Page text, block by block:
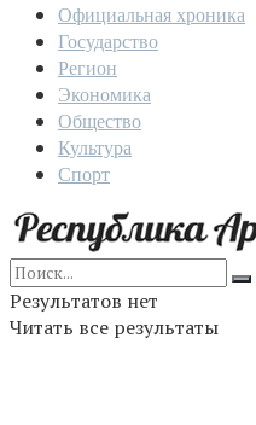
Официальная хроника
Государство
Регион
Экономика
Общество
Культура
Спорт
Результатов нет
Читать все результаты